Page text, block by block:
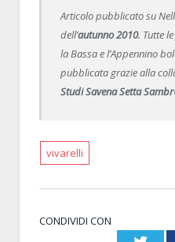
Articolo pubblicato su
dell’autunno 2010. Tutte
la Bassa e l’Appennino
pubblicata grazie alla
Studi Savena Setta Sambr
vivarelli
CONDIVIDI CON